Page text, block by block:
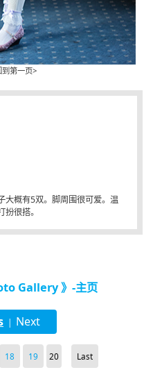
第一页>
大概有5双。脚周围很可爱。温
很搭。
Gallery 》-主页
| Next
18 19 20 Last